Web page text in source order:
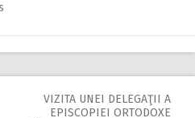
VIZITA UNEI DELEGAŢII A
EPISCOPIEI ORTODOXE